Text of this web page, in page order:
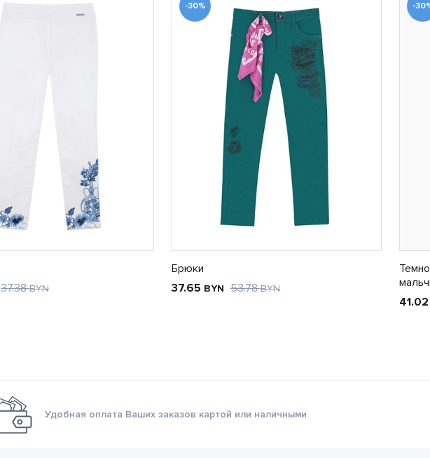
37.38BYN
-30%
Брюки
37.65 BYN 53.78BYN
-
Удобная оплата Ваших заказов картой или наличными